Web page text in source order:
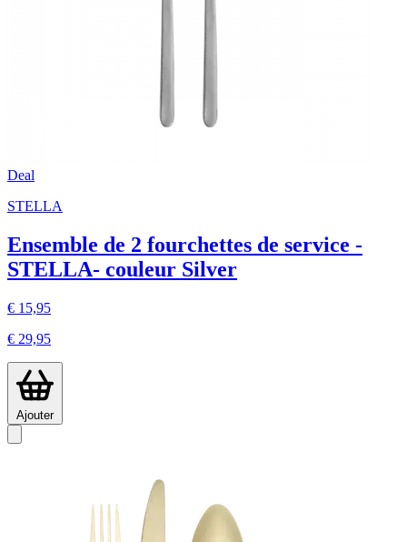
Deal
STELLA
Ensemble de 2 fourchettes de service -
STELLA- couleur Silver
€ 15,95
€ 29,95
Ajouter